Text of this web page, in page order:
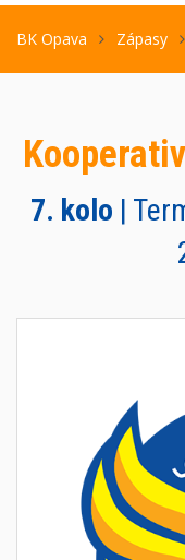
BK Opava Zápasy
7. kolo |